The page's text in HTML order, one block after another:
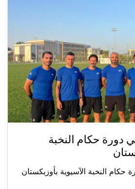
دورة حكام النخبة
حكام النخبة الآسيوية بأوزبكستان